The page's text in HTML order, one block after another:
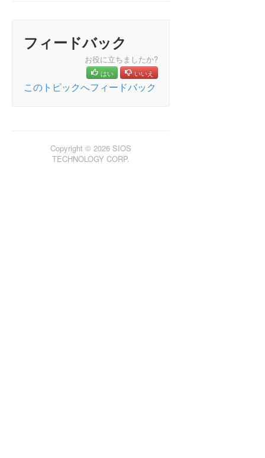
フィードバック
お役に立ちましたか?
はい いいえ
このトピックへフィードバック
Copyright © 2026 SIOS
TECHNOLOGY CORP.